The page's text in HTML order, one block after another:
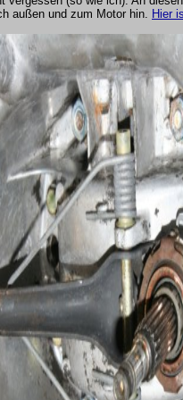
außen und zum Motor hin. Hier